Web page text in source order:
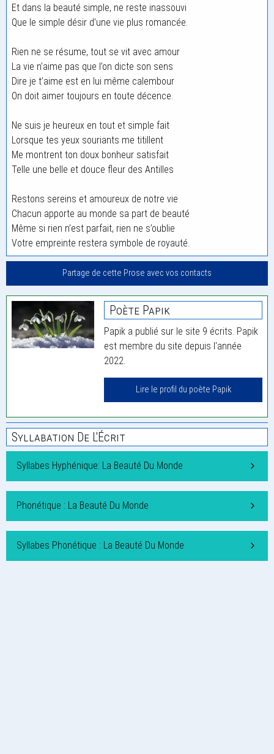
Et dans la beauté simple, ne reste inassouvi
Que le simple désir d’une vie plus romancée.
Rien ne se résume, tout se vit avec amour
La vie n’aime pas que l’on dicte son sens
Dire je t’aime est en lui même calembour
On doit aimer toujours en toute décence.
Ne suis je heureux en tout et simple fait
Lorsque tes yeux souriants me titillent
Me montrent ton doux bonheur satisfait
Telle une belle et douce fleur des Antilles
Restons sereins et amoureux de notre vie
Chacun apporte au monde sa part de beauté
Même si rien n’est parfait, rien ne s’oublie
Votre empreinte restera symbole de royauté.
Partage de cette Prose avec vos contacts
Poète Papik
Papik a publié sur le site 9 écrits. Papik
est membre du site depuis l'année
2022.
Lire le profil du poète Papik
Syllabation De L'Écrit
Syllabes Hyphénique: La Beauté Du Monde
Phonétique : La Beauté Du Monde
Syllabes Phonétique : La Beauté Du Monde